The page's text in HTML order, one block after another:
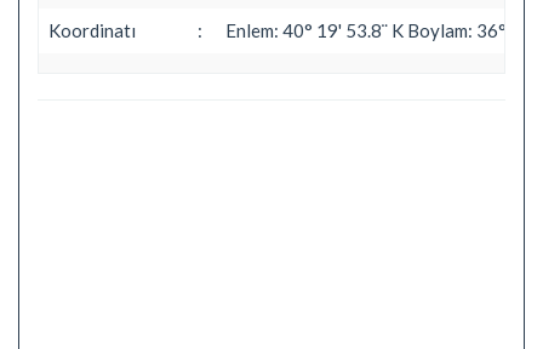
Koordinatı : Enlem: 40° 19' 53.8¨ K Boylam: 36° 32'